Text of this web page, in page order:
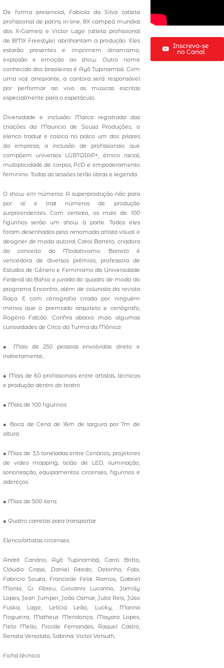
De forma presencial, Fabiola da Silva (atleta
profissional de patins in-line, 8X campeã mundial
dos X-Games) e Victor Lage (atleta profissional
de BMX Freestyle) abrilhantam a produção. Eles
estarão presentes e imprimem dinamismo,
explosão e emoção ao show. Outro nome
conhecido dos brasileiros é Ayô Tupinambá. Com
uma voz arrepiante, a cantora será responsável
por performar ao vivo as músicas escritas
especialmente para o espetáculo.
Diversidade e inclusão: Marca registrada das
criações da Mauricio de Sousa Produções, o
elenco traduz e coloca no palco um dos pilares
da empresa, a inclusão de profissionais que
compõem universos LGBTQIAP+, étnico racial,
multiplicidade de corpos, PcD e empoderamento
feminino. Todas as sessões terão libras e legenda.
O show em números: A superprodução não para
por aí e traz números de produção
surpreendentes. Com certeza, os mais de 100
figurinos serão um show à parte. Todos eles
foram desenhados pela renomada artista visual e
designer de moda autoral Carol Barreto, criadora
do conceito do Modativismo. Barreto é
vencedora de diversos prêmios, professora de
Estudos de Gênero e Feminismo da Universidade
Federal da Bahia e jurada do quadro de moda do
programa Encontro, além de colunista da revista
Raça. E com cenografia criada por ninguém
menos que o premiado arquiteto e cenógrafo,
Rogério Falcão. Confira abaixo mais algumas
curiosidades de Circo da Turma da Mônica:
● Mais de 250 pessoas envolvidas direto e
indiretamente,
● Mais de 60 profissionais entre artistas, técnicos
e produção dentro do teatro
● Mais de 100 figurinos
● Boca de Cena de 16m de largura por 7m de
altura
● Mais de 3,5 toneladas entre Cenários, projetores
de vídeo mapping, telão de LED, iluminação,
sonorização, equipamentos circenses, figurinos e
adereços.
● Mais de 500 itens
● Quatro carretas para transportar
Elenco/artistas circenses:
André Canário, Ayô Tupinambá, Carol Britto,
Cláudio Grassi, Daniel Azedo, Debinha, Fabi,
Fabricio Souza, Francielle Feliz Ramos, Gabriel
Monte, Gi Abreu, Giovanni Lucanno, Jamilly
Lopes, Jean Jumper, João Osmar, Julia Reis, Júlio
Fuska, Lage, Letícia Leão, Lucky, Marina
Nogueira, Matheus Mendonça, Mayara Lopes,
Neto Mello, Nicolle Fernandes, Raquel Castro,
Renata Versolato, Sabrina. Victor Versuth,
Ficha técnica:
Inscreva-se
no Canal